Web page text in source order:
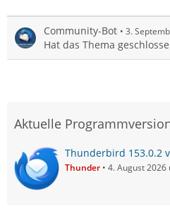
Community-Bot 3.
Hat das Thema
Aktuelle
Thunderbird 153.0.2
Thunder 4. August 2026